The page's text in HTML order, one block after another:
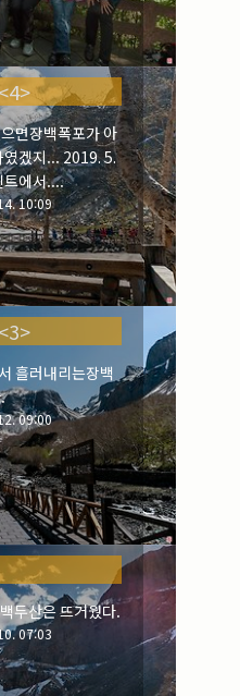
면장백폭포가 아
였겠지... 2019. 5.
트에서....
10:09
흘러내리는장백
09:00
두산은 뜨거웠다.
07:03